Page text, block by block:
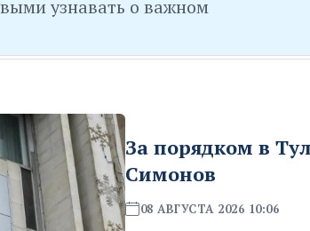
узнавать о важном
За порядком в
Симонов
08 АВГУСТА 2026 10:06